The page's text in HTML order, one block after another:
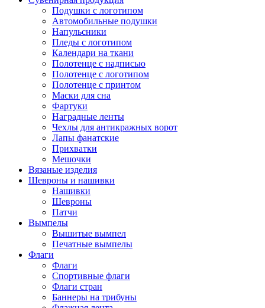
Подушки с логотипом
Автомобильные подушки
Напульсники
Пледы с логотипом
Календари на ткани
Полотенце с надписью
Полотенце с логотипом
Полотенце с принтом
Маски для сна
Фартуки
Наградные ленты
Чехлы для антикражных ворот
Лапы фанатские
Прихватки
Мешочки
Вязаные изделия
Шевроны и нашивки
Нашивки
Шевроны
Патчи
Вымпелы
Вышитые вымпел
Печатные вымпелы
Флаги
Флаги
Спортивные флаги
Флаги стран
Баннеры на трибуны